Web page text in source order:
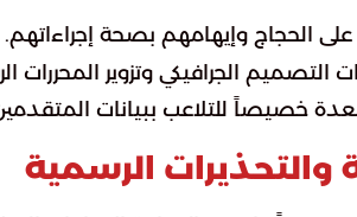
الحجاج وإيهامهم بصحة إجراءاتهم.
الجرافيكي وتزوير المحررات
خصيصاً للتلاعب ببيانات
والتحذيرات الرسمية